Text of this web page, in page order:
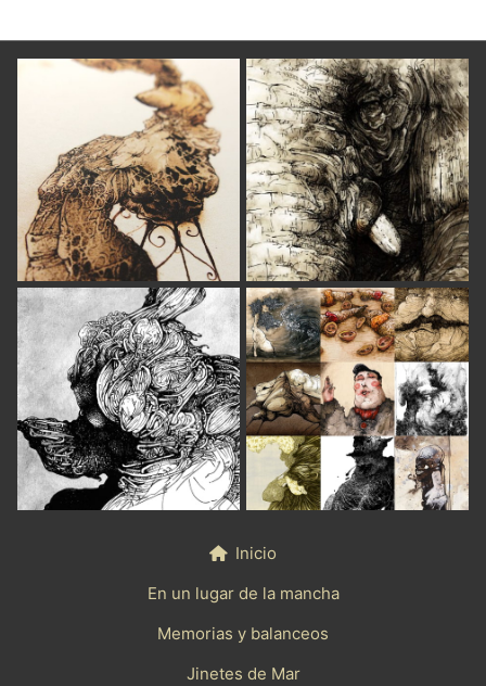
Inicio
En un lugar de la mancha
Memorias y balanceos
Jinetes de Mar